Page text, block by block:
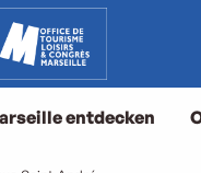
entdecken